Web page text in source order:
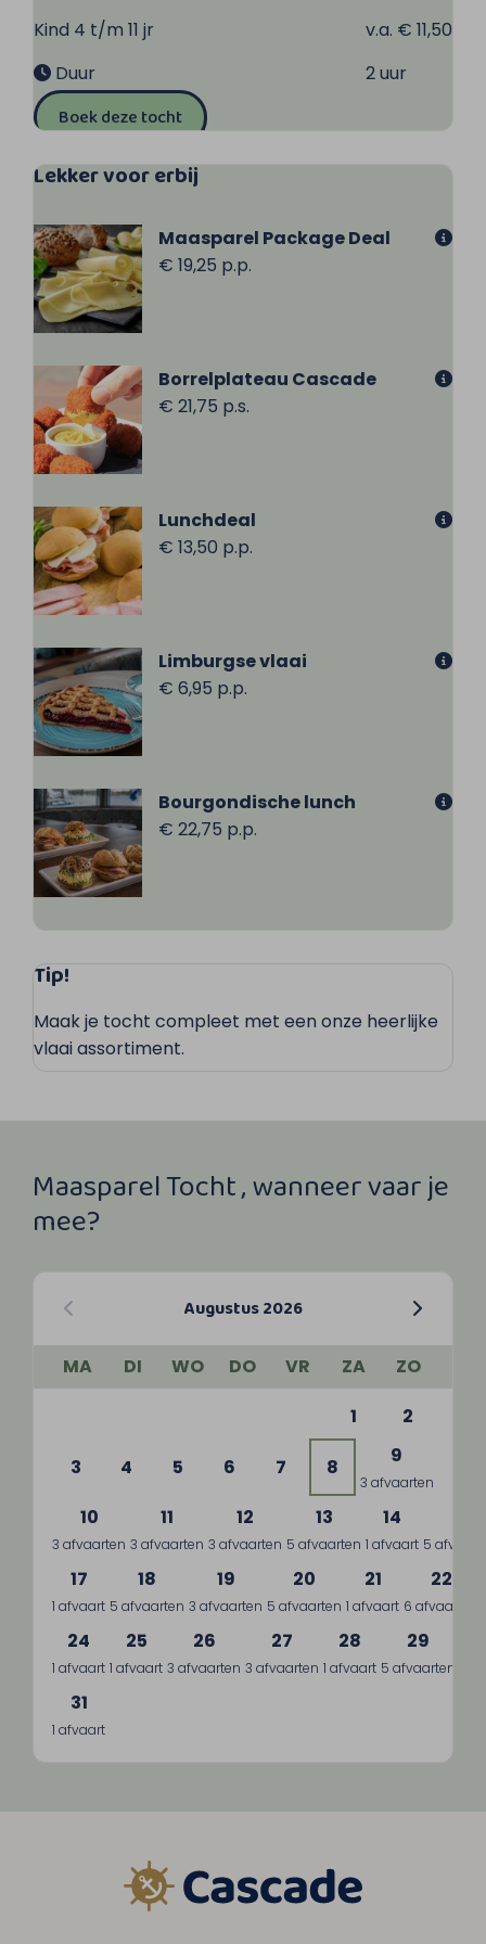
Kind 4 t/m 11 jr
v.a. € 11,50
Duur
2 uur
Boek deze tocht
Lekker voor erbij
Maasparel Package Deal
€ 19,25 p.p.
Borrelplateau Cascade
€ 21,75 p.s.
Lunchdeal
€ 13,50 p.p.
Limburgse vlaai
€ 6,95 p.p.
Bourgondische lunch
€ 22,75 p.p.
Tip!
Maak je tocht compleet met een onze heerlijke
vlaai assortiment.
Maasparel Tocht , wanneer vaar je
mee?
Augustus 2026
MA DI WO DO VR ZA
ZO
1
2
3 4 5 6 7 8 9
3 afvaarten
10
3 afvaarten
11
3 afvaarten
12
3 afvaarten
13
5 afvaarten
14
1 afvaart 5
17
1 afvaart
18
5 afvaarten
19
3 afvaarten
20
5 afvaarten
21
1 afvaart
22
6 afvaarten
24
1 afvaart
25
1 afvaart
26
3 afvaarten
27
3 afvaarten
28
1 afvaart
29
5 afvaarten
31
1 afvaart